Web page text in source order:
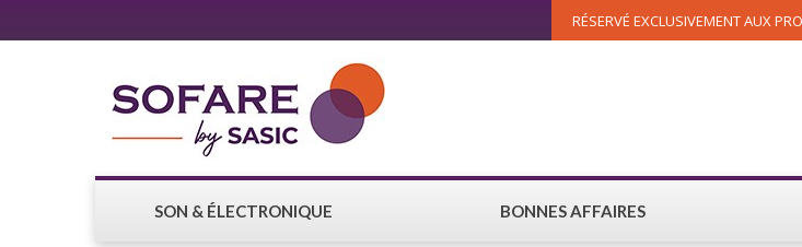
RÉSERVÉ EXCLUSIVEMENT AUX
SON & ÉLECTRONIQUE BONNES AFFAIRES